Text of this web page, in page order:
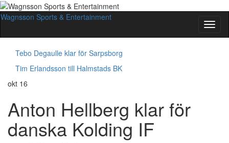
Slå
på/av
Wagnsson Sports & Entertainment
Tebo Degaulle klar för Sarpsborg
Tim Erlandsson till Halmstads BK
okt 16
Anton Hellberg klar för
danska Kolding IF